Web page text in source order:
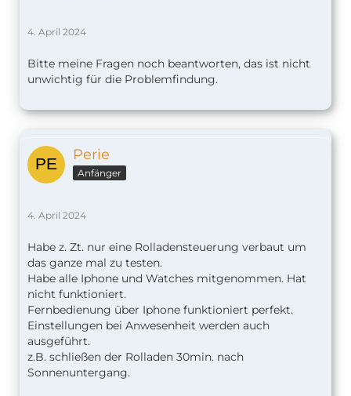
4. April 2024
Bitte meine Fragen noch beantworten, das ist nicht
unwichtig für die Problemfindung.
Perie
Anfänger
4. April 2024
Habe z. Zt. nur eine Rolladensteuerung verbaut um
das ganze mal zu testen.
Habe alle Iphone und Watches mitgenommen. Hat
nicht funktioniert.
Fernbedienung über Iphone funktioniert perfekt.
Einstellungen bei Anwesenheit werden auch
ausgeführt.
z.B. schließen der Rolladen 30min. nach
Sonnenuntergang.